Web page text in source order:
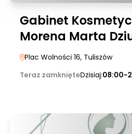
Gabinet
Morena Marta
Plac Wolności 16, Tuliszów
Teraz zamknięteDzisiaj:08:00-